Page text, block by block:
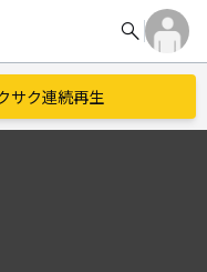
search
サク連続再生